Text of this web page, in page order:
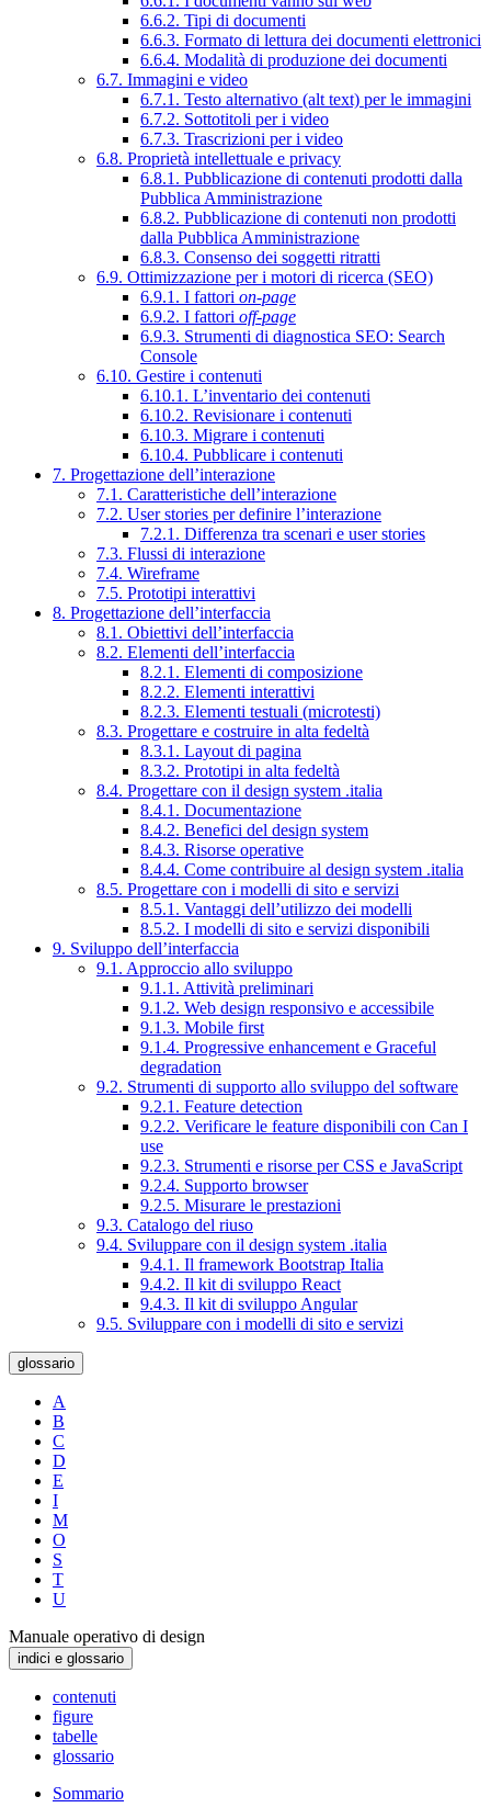
6.6.2. Tipi di documenti
6.6.3. Formato di lettura dei documenti elettronici
6.6.4. Modalità di produzione dei documenti
6.7. Immagini e video
6.7.1. Testo alternativo (alt text) per le immagini
6.7.2. Sottotitoli per i video
6.7.3. Trascrizioni per i video
6.8. Proprietà intellettuale e privacy
6.8.1. Pubblicazione di contenuti prodotti dalla
Pubblica Amministrazione
6.8.2. Pubblicazione di contenuti non prodotti
dalla Pubblica Amministrazione
6.8.3. Consenso dei soggetti ritratti
6.9. Ottimizzazione per i motori di ricerca (SEO)
6.9.1. I fattori on-page
6.9.2. I fattori off-page
6.9.3. Strumenti di diagnostica SEO: Search
Console
6.10. Gestire i contenuti
6.10.1. L’inventario dei contenuti
6.10.2. Revisionare i contenuti
6.10.3. Migrare i contenuti
6.10.4. Pubblicare i contenuti
7. Progettazione dell’interazione
7.1. Caratteristiche dell’interazione
7.2. User stories per definire l’interazione
7.2.1. Differenza tra scenari e user stories
7.3. Flussi di interazione
7.4. Wireframe
7.5. Prototipi interattivi
8. Progettazione dell’interfaccia
8.1. Obiettivi dell’interfaccia
8.2. Elementi dell’interfaccia
8.2.1. Elementi di composizione
8.2.2. Elementi interattivi
8.2.3. Elementi testuali (microtesti)
8.3. Progettare e costruire in alta fedeltà
8.3.1. Layout di pagina
8.3.2. Prototipi in alta fedeltà
8.4. Progettare con il design system .italia
8.4.1. Documentazione
8.4.2. Benefici del design system
8.4.3. Risorse operative
8.4.4. Come contribuire al design system .italia
8.5. Progettare con i modelli di sito e servizi
8.5.1. Vantaggi dell’utilizzo dei modelli
8.5.2. I modelli di sito e servizi disponibili
9. Sviluppo dell’interfaccia
9.1. Approccio allo sviluppo
9.1.1. Attività preliminari
9.1.2. Web design responsivo e accessibile
9.1.3. Mobile first
9.1.4. Progressive enhancement e Graceful
degradation
9.2. Strumenti di supporto allo sviluppo del software
9.2.1. Feature detection
9.2.2. Verificare le feature disponibili con Can I
use
9.2.3. Strumenti e risorse per CSS e JavaScript
9.2.4. Supporto browser
9.2.5. Misurare le prestazioni
9.3. Catalogo del riuso
9.4. Sviluppare con il design system .italia
9.4.1. Il framework Bootstrap Italia
9.4.2. Il kit di sviluppo React
9.4.3. Il kit di sviluppo Angular
9.5. Sviluppare con i modelli di sito e servizi
glossario
A
B
C
D
E
I
M
O
S
T
U
Manuale operativo di design
indici e glossario
contenuti
figure
tabelle
glossario
Sommario